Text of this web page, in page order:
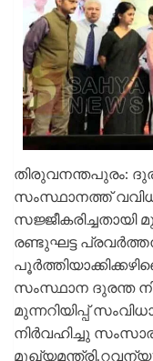
തിരുവനന്തപുരം:
സംസ്ഥാനത്ത്
സജ്ജീകരിച്ചതായി
രണ്ടുഘട്ട
സംസ്ഥാന ദുരന്ത
മുന്നറിയിപ്പ്
നിർവഹിച്ചു